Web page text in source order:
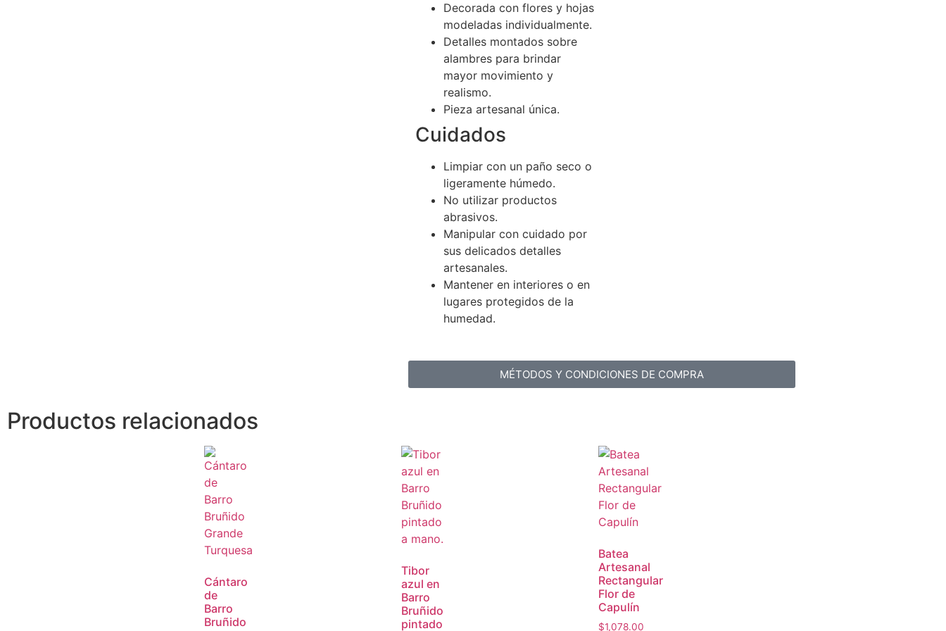
Decorada con flores y hojas
modeladas individualmente.
Detalles montados sobre
alambres para brindar
mayor movimiento y
realismo.
Pieza artesanal única.
Cuidados
Limpiar con un paño seco o
ligeramente húmedo.
No utilizar productos
abrasivos.
Manipular con cuidado por
sus delicados detalles
artesanales.
Mantener en interiores o en
lugares protegidos de la
humedad.
MÉTODOS Y CONDICIONES DE COMPRA
Productos relacionados
Cántaro
de
Barro
Bruñido
Tibor
azul en
Barro
Bruñido
pintado
Batea
Artesanal
Rectangular
Flor de
Capulín
$1,078.00